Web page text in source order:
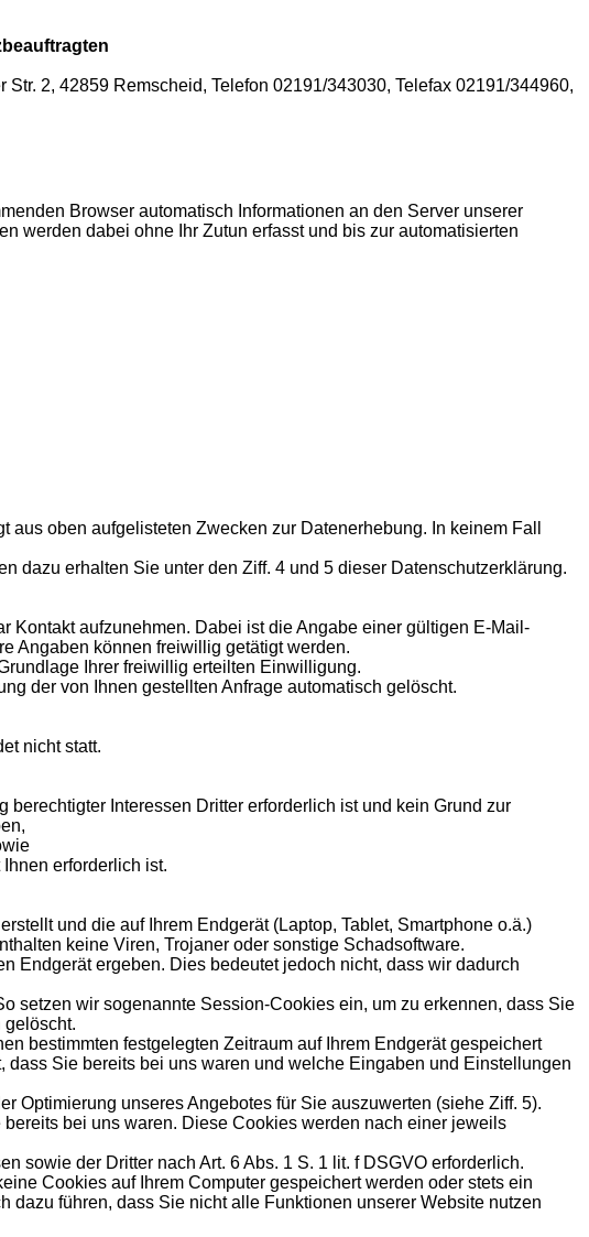
Str. 2, 42859 Remscheid, Telefon 02191/343030, Telefax 02191/344960,
Browser automatisch Informationen an den Server unserer
werden dabei ohne Ihr Zutun erfasst und bis zur automatisierten
oben aufgelisteten Zwecken zur Datenerhebung. In keinem Fall
dazu erhalten Sie unter den Ziff. 4 und 5 dieser Datenschutzerklärung.
Kontakt aufzunehmen. Dabei ist die Angabe einer gültigen E-Mail-
Angaben können freiwillig getätigt werden.
Ihrer freiwillig erteilten Einwilligung.
der von Ihnen gestellten Anfrage automatisch gelöscht.
nicht statt.
berechtigter Interessen Dritter erforderlich ist und kein Grund zur
erforderlich ist.
und die auf Ihrem Endgerät (Laptop, Tablet, Smartphone o.ä.)
keine Viren, Trojaner oder sonstige Schadsoftware.
Endgerät ergeben. Dies bedeutet jedoch nicht, dass wir dadurch
setzen wir sogenannte Session-Cookies ein, um zu erkennen, dass Sie
gelöscht.
bestimmten festgelegten Zeitraum auf Ihrem Endgerät gespeichert
Sie bereits bei uns waren und welche Eingaben und Einstellungen
Optimierung unseres Angebotes für Sie auszuwerten (siehe Ziff. 5).
bei uns waren. Diese Cookies werden nach einer jeweils
sowie der Dritter nach Art. 6 Abs. 1 S. 1 lit. f DSGVO erforderlich.
Cookies auf Ihrem Computer gespeichert werden oder stets ein
führen, dass Sie nicht alle Funktionen unserer Website nutzen